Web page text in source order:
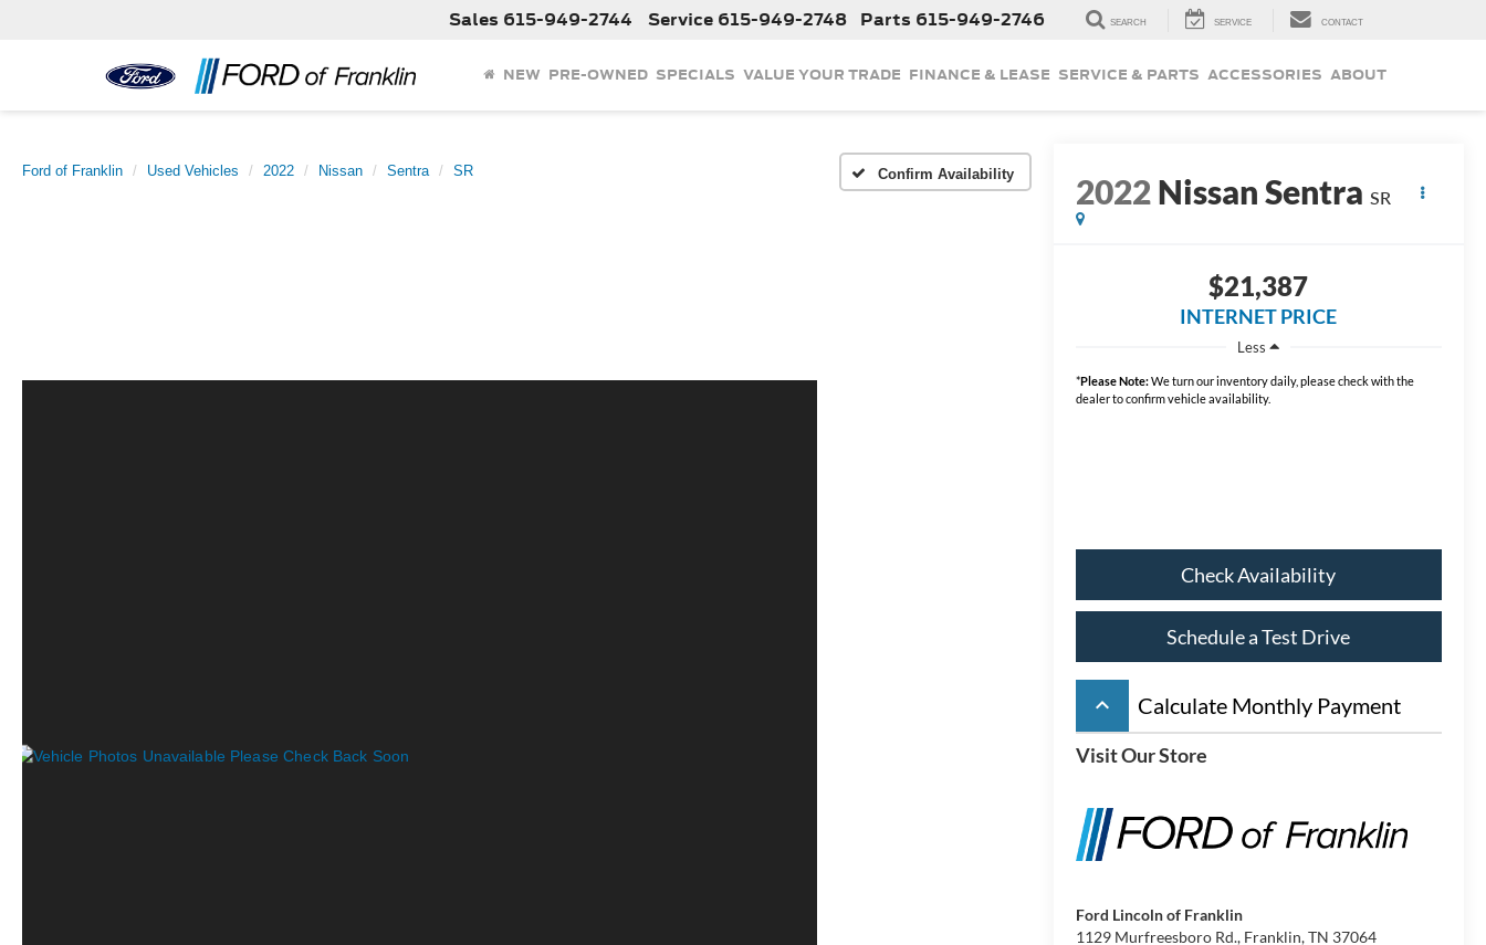
Sales 615-949-2744 Service 615-949-2748 Parts 615-949-2746 SEARCH SERVICE CONTACT
NEW PRE-OWNED SPECIALS VALUE YOUR TRADE FINANCE & LEASE SERVICE & PARTS ACCESSORIES ABOUT
Ford of Franklin Used Vehicles 2022 Nissan Sentra SR Confirm Availability 2022Nissan Sentra SR
$21,387
INTERNET PRICE
Less
*Please Note:We turn our inventory daily, please check with the
dealer to confirm vehicle availability.
Check Availability
Schedule a Test Drive
keyboard_arrow_up Calculate Monthly Payment
Visit Our Store
Ford Lincoln of Franklin
1129 Murfreesboro Rd., Franklin, TN 37064